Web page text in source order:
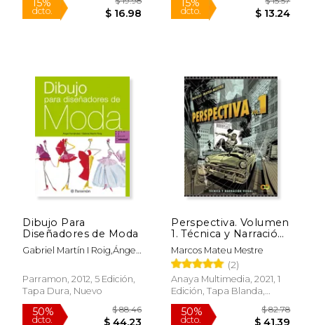
50%
dcto.
$ 59.39
$ 29.69
50%
dcto.
Dibujo Para
Diseñadores de Moda
Gabriel Martín I Roig,Ángel
Parramon, 2012, 5 Edición,
Tapa Dura, Nuevo
Perspectiva. Volumen
1. Técnica y Narración
Visual
Marcos Mateu Mestre
(2)
Anaya Multimedia, 2021, 1
Edición, Tapa Blanda,
Nuevo